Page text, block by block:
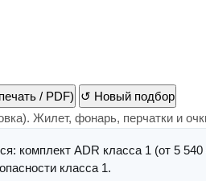
/ PDF) ↺ Новый подбор
Жилет, фонарь, перчатки и
ADR класса 1 (от 5
класса 1.